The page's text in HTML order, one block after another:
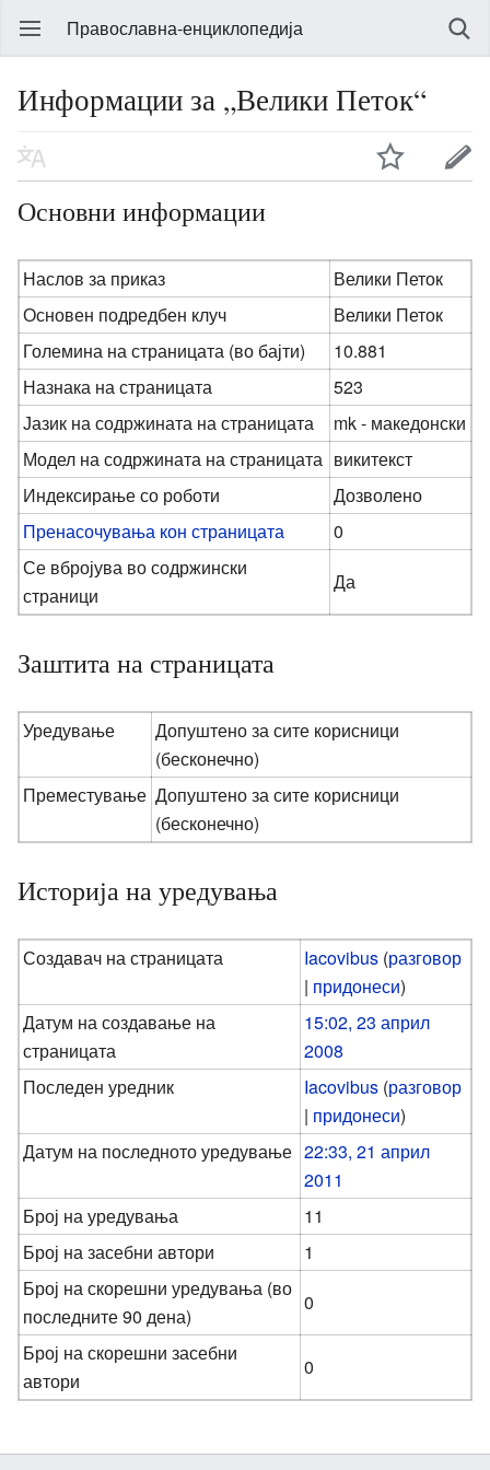
Православна-енциклопедија
Информации за „Велики Петок“
Основни информации
Наслов за приказ
Велики Петок
Основен подредбен клуч
Велики Петок
Големина на страницата (во бајти)
10.881
Назнака на страницата
523
Јазик на содржината на страницата
mk - македонски
Модел на содржината на страницата викитекст
Индексирање со роботи
Дозволено
Пренасочувања кон страницата
0
Се вбројува во содржински
страници
Да
Заштита на страницата
Уредување
Допуштено за сите корисници
(бесконечно)
Преместување Допуштено за сите корисници
(бесконечно)
Историја на уредувања
Создавач на страницата Iacovibus (разговор
| придонеси)
Датум на создавање на
страницата
15:02, 23 април
2008
Последен уредник
Iacovibus (разговор
| придонеси)
Датум на последното уредување 22:33, 21 април
2011
Број на уредувања
11
Број на засебни автори
1
Број на скорешни уредувања (во
последните 90 дена)
0
Број на скорешни засебни
автори
0